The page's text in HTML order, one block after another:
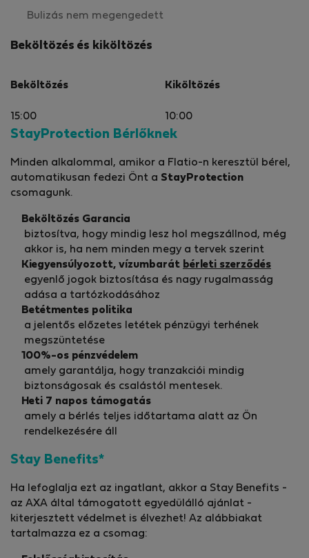
Bulizás nem megengedett
Beköltözés és kiköltözés
Beköltözés
15:00
Kiköltözés
10:00
StayProtection Bérlőknek
Minden alkalommal, amikor a Flatio-n keresztül bérel,
automatikusan fedezi Önt a StayProtection
csomagunk.
Beköltözés Garancia
biztosítva, hogy mindig lesz hol megszállnod, még
akkor is, ha nem minden megy a tervek szerint
Kiegyensúlyozott, vízumbarát bérleti szerződés
egyenlő jogok biztosítása és nagy rugalmasság
adása a tartózkodásához
Betétmentes politika
a jelentős előzetes letétek pénzügyi terhének
megszüntetése
100%-os pénzvédelem
amely garantálja, hogy tranzakciói mindig
biztonságosak és csalástól mentesek.
Heti 7 napos támogatás
amely a bérlés teljes időtartama alatt az Ön
rendelkezésére áll
Stay Benefits*
Ha lefoglalja ezt az ingatlant, akkor a Stay Benefits -
az AXA által támogatott egyedülálló ajánlat -
kiterjesztett védelmet is élvezhet! Az alábbiakat
tartalmazza ez a csomag: